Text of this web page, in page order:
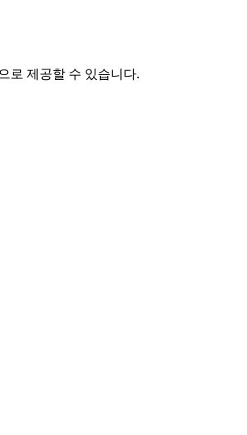
로 제공할 수 있습니다.